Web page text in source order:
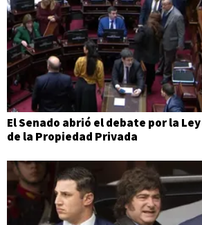
El Senado abrió el debate por la
de la Propiedad Privada